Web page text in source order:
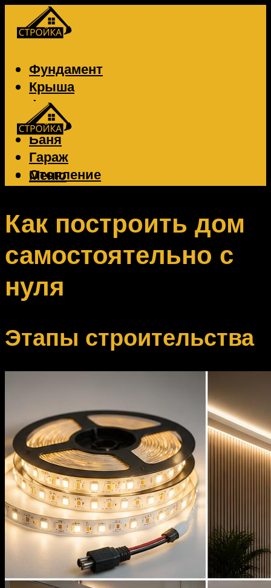
Фундамент
Крыша
Фасад
Забор
Баня
Гараж
Отопление
Вентиляция
Меню
Меню
Как построить дом
самостоятельно с
нуля
Этапы строительства